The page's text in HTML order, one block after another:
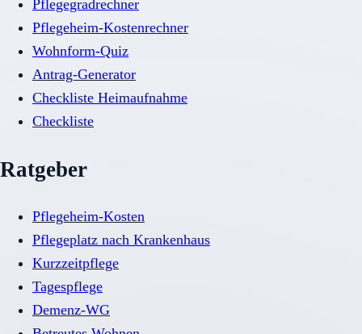
Pflegegradrechner
Pflegeheim-Kostenrechner
Wohnform-Quiz
Antrag-Generator
Checkliste Heimaufnahme
Checkliste
Ratgeber
Pflegeheim-Kosten
Pflegeplatz nach Krankenhaus
Kurzzeitpflege
Tagespflege
Demenz-WG